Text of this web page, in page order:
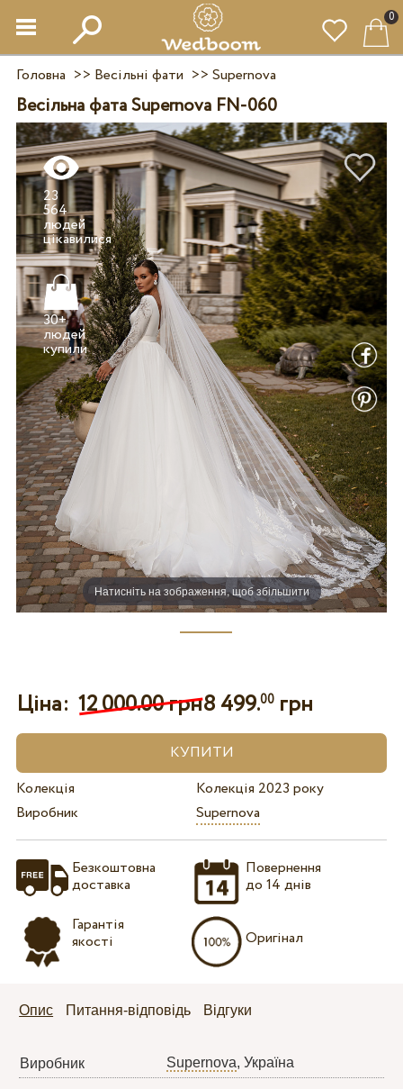
0
Головна >> Весільні фати >> Supernova
Весільна фата Supernova FN-060
Натисніть на зображення, щоб збільшити
23
564
людей
цікавилися
30+
людей
купили
Ціна: 12 000.00 грн8 499.00грн
Колекція
Колекція 2023 року
Виробник
Supernova
Безкоштовна
доставка
Гарантія
якості
Повернення
до 14 днів
Оригінал
Опис Питання-відповідь Відгуки
Виробник Supernova, Україна